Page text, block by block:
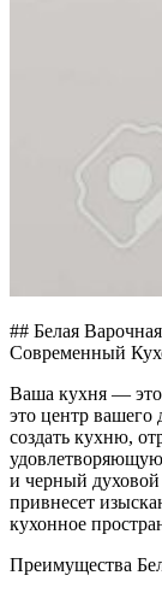
## Белая
Современный
Ваша кухня — это
это центр вашего
создать кухню,
и черный
привнесет
кухонное
Преимущества